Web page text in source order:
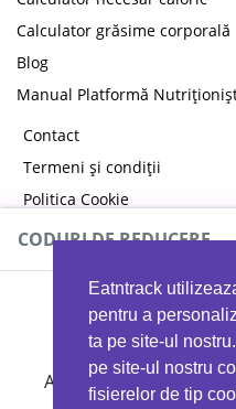
Eatntrack
pentru a
ta pe site-ul
pe site-ul nostru
fisierelor de tip
Calculator grăsime corporală
Blog
Manual Platformă
Contact
Termeni și condiții
Politica Cookie
Politica de confidențialitate
CODURI DE REDUCERE
Ai 40%reducere la